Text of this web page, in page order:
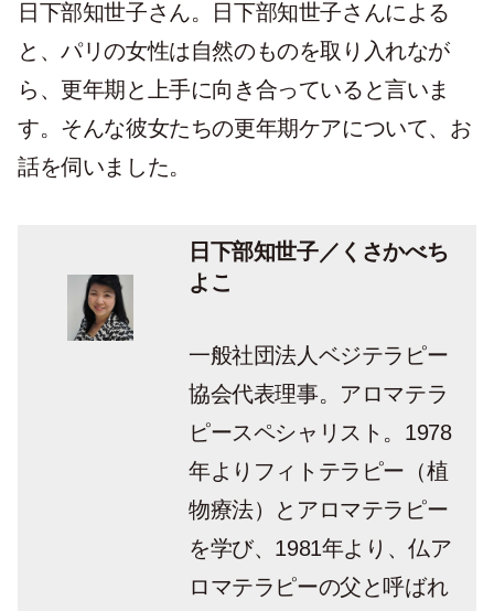
日下部知世子さん。日下部知世子さんによる
と、パリの女性は自然のものを取り入れなが
ら、更年期と上手に向き合っていると言いま
す。そんな彼女たちの更年期ケアについて、お
話を伺いました。
日下部知世子／くさかべち
よこ
一般社団法人ベジテラピー
協会代表理事。アロマテラ
ピースペシャリスト。1978
年よりフィトテラピー（植
物療法）とアロマテラピー
を学び、1981年より、仏ア
ロマテラピーの父と呼ばれ